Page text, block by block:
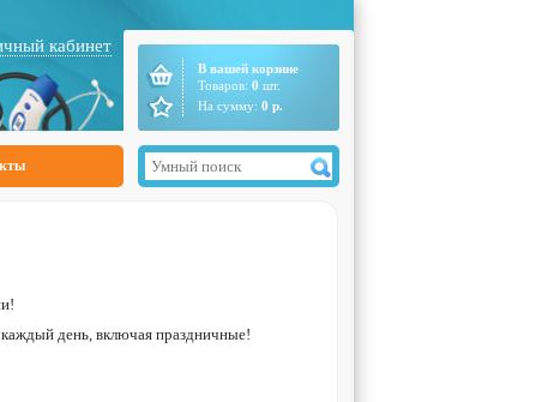
кабинет
В вашей корзине
Товаров: 0 шт.
На сумму: 0 р.
день, включая праздничные!